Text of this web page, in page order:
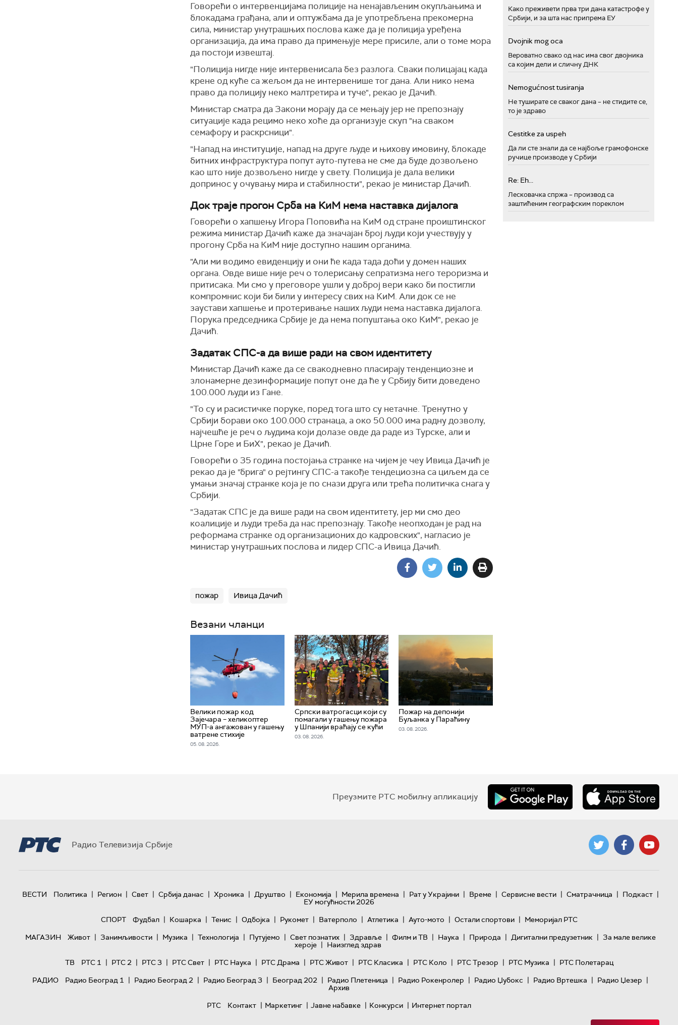
Говорећи о интервенцијама полиције на ненајављеним окупљањима и
блокадама грађана, али и оптужбама да је употребљена прекомерна
сила, министар унутрашњих послова каже да је полиција уређена
организација, да има право да примењује мере присиле, али о томе мора
да постоји извештај.
"Полиција нигде није интервенисала без разлога. Сваки полицајац када
крене од куће са жељом да не интервенише тог дана. Али нико нема
право да полицију неко малтретира и туче", рекао је Дачић.
Министар сматра да Закони морају да се мењају јер не препознају
ситуације када рецимо неко хоће да организује скуп "на сваком
семафору и раскрсници".
"Напад на институције, напад на друге људе и њихову имовину, блокаде
битних инфраструктура попут ауто-путева не сме да буде дозвољено
као што није дозвољено нигде у свету. Полиција је дала велики
допринос у очувању мира и стабилности", рекао је министар Дачић.
Док траје прогон Срба на КиМ нема наставка дијалога
Говорећи о хапшењу Игора Поповића на КиМ од стране проиштинског
режима министар Дачић каже да значајан број људи који учествују у
прогону Срба на КиМ није доступно нашим органима.
"Али ми водимо евиденцију и они ће када тада доћи у домен наших
органа. Овде више није реч о толерисању сепратизма него тероризма и
притисака. Ми смо у преговоре ушли у доброј вери како би постигли
компромнис који би били у интересу свих на КиМ. Али док се не
заустави хапшење и протеривање наших људи нема наставка дијалога.
Порука председника Србије је да нема попуштања око КиМ", рекао је
Дачић.
Задатак СПС-а да више ради на свом идентитету
Министар Дачић каже да се свакодневно пласирају тенденциозне и
злонамерне дезинформације попут оне да ће у Србију бити доведено
100.000 људи из Гане.
"То су и расистичке поруке, поред тога што су нетачне. Тренутно у
Србији борави око 100.000 странаца, а око 50.000 има радну дозволу,
најчешће је реч о људима који долазе овде да раде из Турске, али и
Црне Горе и БиХ", рекао је Дачић.
Говорећи о 35 година постојања странке на чијем је чеу Ивица Дачић је
рекао да је "брига" о рејтингу СПС-а такође тендециозна са циљем да се
умањи значај странке која је по снази друга или трећа политичка снага у
Србији.
"Задатак СПС је да више ради на свом идентитету, јер ми смо део
коалиције и људи треба да нас препознају. Такође неопходан је рад на
реформама странке од организационих до кадровских", нагласио је
министар унутрашњих послова и лидер СПС-а Ивица Дачић.
пожар Ивица Дачић
Везани чланци
Велики пожар код
Зајечара – хеликоптер
МУП-а ангажован у гашењу
ватрене стихије
05. 08. 2026.
Српски ватрогасци који су
помагали у гашењу пожара
у Шпанији враћају се кући
03. 08. 2026.
Пожар на депонији
Буљанка у Параћину
03. 08. 2026.
Како преживети прва три дана катастрофе у
Србији, и за шта нас припрема ЕУ
Dvojnik mog oca
Вероватно свако од нас има свог двојника
са којим дели и сличну ДНК
Nemogućnost tusiranja
Не туширате се сваког дана – не стидите се,
то је здраво
Cestitke za uspeh
Да ли сте знали да се најбоље грамофонске
ручице производе у Србији
Re: Eh...
Лесковачка спржа – производ са
заштићеним географским пореклом
Преузмите РТС мобилну апликацију
Радио Телевизија Србије
ВЕСТИ Политика | Регион | Свет | Србија данас | Хроника | Друштво | Економија | Мерила времена | Рат у Украјини | Време | Сервисне вести | Сматрачница | Подкаст |
ЕУ могућности 2026
СПОРТ
Фудбал | Кошарка | Тенис | Одбојка | Рукомет | Ватерполо | Атлетика | Ауто-мото | Остали спортови | Меморијал РТС
МАГАЗИН
Живот | Занимљивости | Музика | Технологијa | Путујемо | Свет познатих | Здравље | Филм и ТВ | Наука | Природа | Дигитални предузетник | За мале велике
хероје | Наизглед здрав
ТВ
РТС 1 | РТС 2 | РТС 3 | РТС Свет | РТС Наука | РТС Драма | РТС Живот | РТС Класика | РТС Коло | РТС Трезор | РТС Музика | РТС Полетарац
РАДИО
Радио Београд 1 | Радио Београд 2 | Радио Београд 3 | Београд 202 | Радио Плетеница | Радио Рокенролер | Радио Џубокс | Радио Вртешка | Радио Џезер |
Архив
РТС
Контакт | Маркетинг | Јавне набавке | Конкурси | Интернет портал